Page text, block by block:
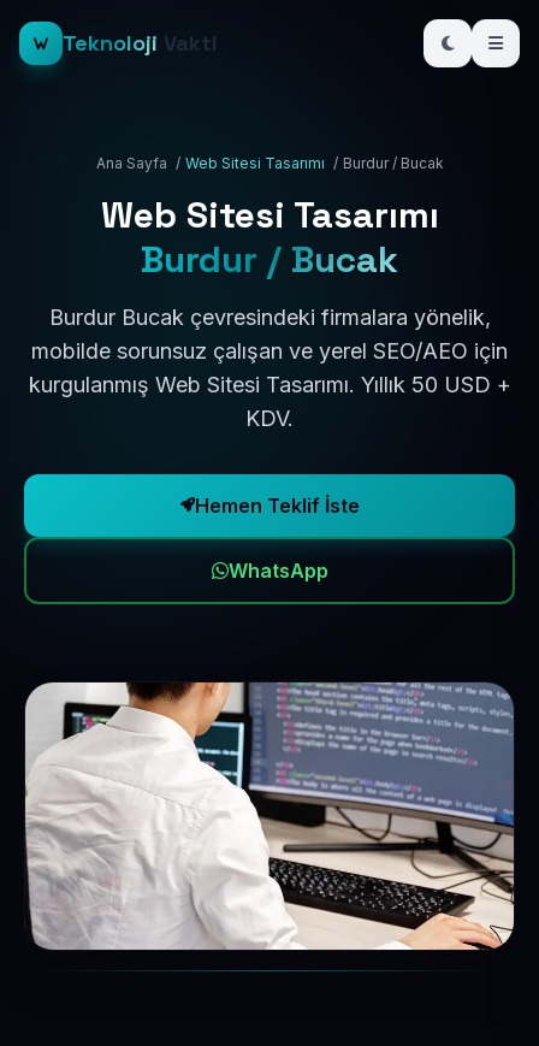
Teknoloji Vakti
Ana Sayfa / Web Sitesi Tasarımı / Burdur / Bucak
Web Sitesi Tasarımı
Burdur / Bucak
Burdur Bucak çevresindeki firmalara yönelik,
mobilde sorunsuz çalışan ve yerel SEO/AEO için
kurgulanmış Web Sitesi Tasarımı. Yıllık 50 USD +
KDV.
Hemen Teklif İste
WhatsApp